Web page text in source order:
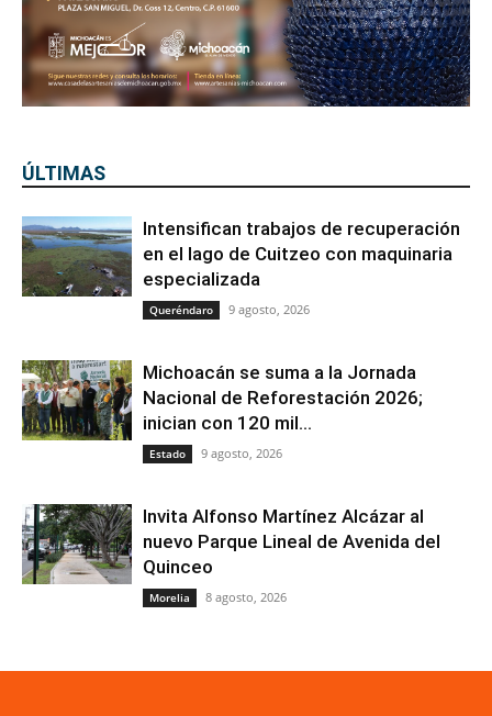
ÚLTIMAS
Intensifican trabajos de recuperación
en el lago de Cuitzeo con maquinaria
especializada
Queréndaro 9 agosto, 2026
Michoacán se suma a la Jornada
Nacional de Reforestación 2026;
inician con 120 mil...
Estado 9 agosto, 2026
Invita Alfonso Martínez Alcázar al
nuevo Parque Lineal de Avenida del
Quinceo
Morelia 8 agosto, 2026